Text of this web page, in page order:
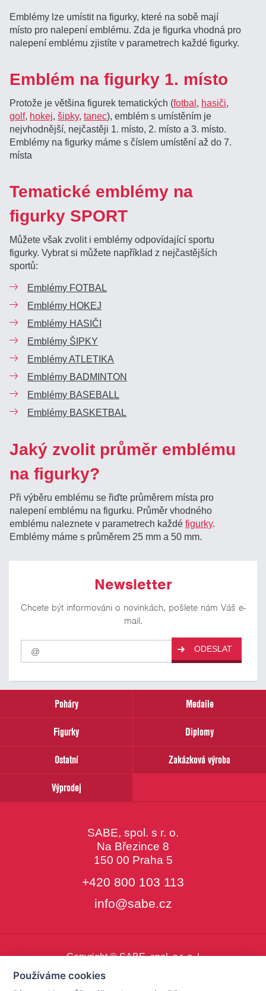
Emblémy lze umístit na figurky, které na sobě mají
místo pro nalepení emblému. Zda je figurka vhodná pro
nalepení emblému zjistíte v parametrech každé figurky.
Emblém na figurky 1. místo
Protože je většina figurek tematických (fotbal, hasiči,
golf, hokej,šipky,tanec), emblém s umístěním je
nejvhodnější, nejčastěji 1. místo, 2. místo a 3. místo.
Emblémy na figurky máme s číslem umístění až do 7.
místa
Tematické emblémy na
figurky SPORT
Můžete však zvolit i emblémy odpovídající sportu
figurky. Vybrat si můžete například z nejčastějších
sportů:
Emblémy FOTBAL
Emblémy HOKEJ
Emblémy HASIČI
Emblémy ŠIPKY
Emblémy ATLETIKA
Emblémy BADMINTON
Emblémy BASEBALL
Emblémy BASKETBAL
Jaký zvolit průměr emblému
na figurky?
Při výběru emblému se řiďte průměrem místa pro
nalepení emblému na figurku. Průměr vhodného
emblému naleznete v parametrech každéfigurky.
Emblémy máme s průměrem 25 mm a 50 mm.
Newsletter
Chcete být informováni o novinkách, pošlete nám Váš e-
mail.
Pro
odběr
našich
email
ODESLAT
Poháry
Medaile
Figurky
Diplomy
Ostatní
Zakázková výroba
Výprodej
SABE, spol. s r. o.
Na Březince 8
150 00 Praha 5
+420 800 103 113
info@sabe.cz
Copyright © SABE, spol. s r. o. |
Používáme cookies